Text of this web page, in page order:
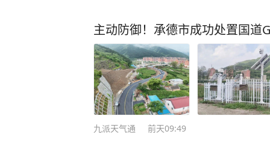
主动防御！承德市成功处置国道
九派天气通 前天09:49